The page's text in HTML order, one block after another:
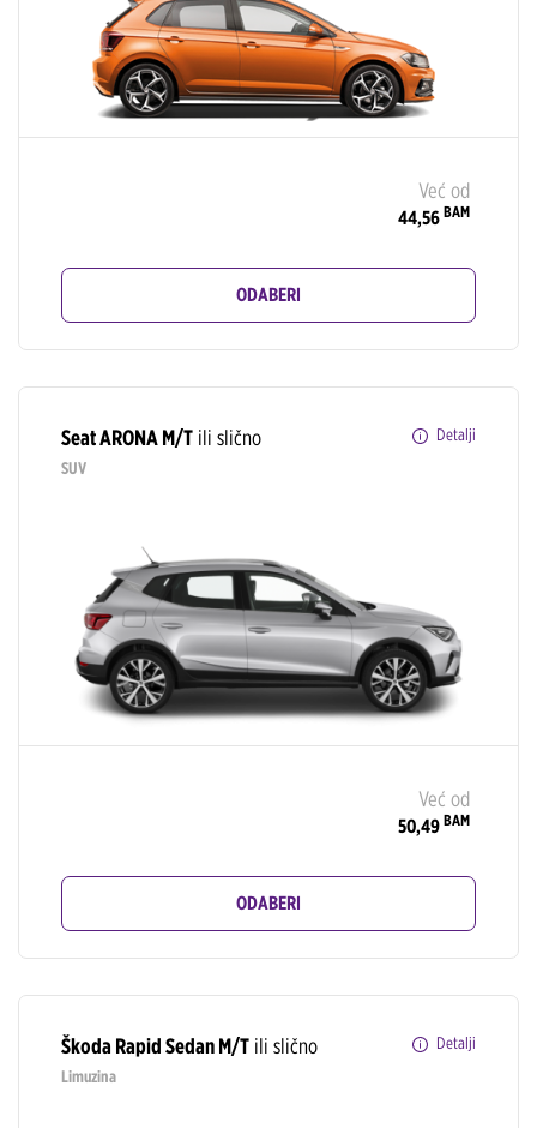
Već od
44,56 BAM
ODABERI
Seat ARONA M/T ili slično
Detalji
SUV
Već od
50,49 BAM
ODABERI
Škoda Rapid Sedan M/T ili slično
Detalji
Limuzina